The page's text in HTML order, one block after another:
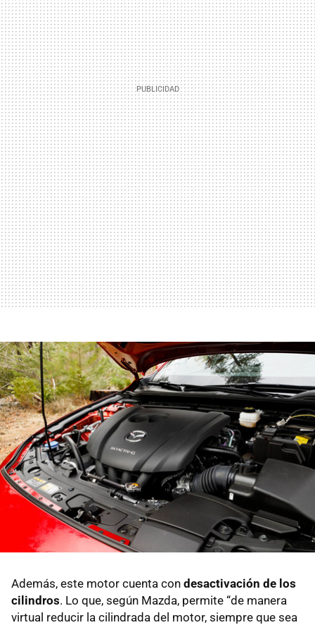
Además, este motor cuenta con desactivación de los
cilindros. Lo que, según Mazda, permite “de manera
virtual reducir la cilindrada del motor, siempre que sea